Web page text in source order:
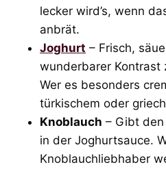
lecker wird’s, wenn
anbrät.
Joghurt – Frisch,
wunderbarer Kontrast
Wer es besonders
türkischem oder
Knoblauch – Gibt
in der Joghurtsauce.
Knoblauchliebhaber